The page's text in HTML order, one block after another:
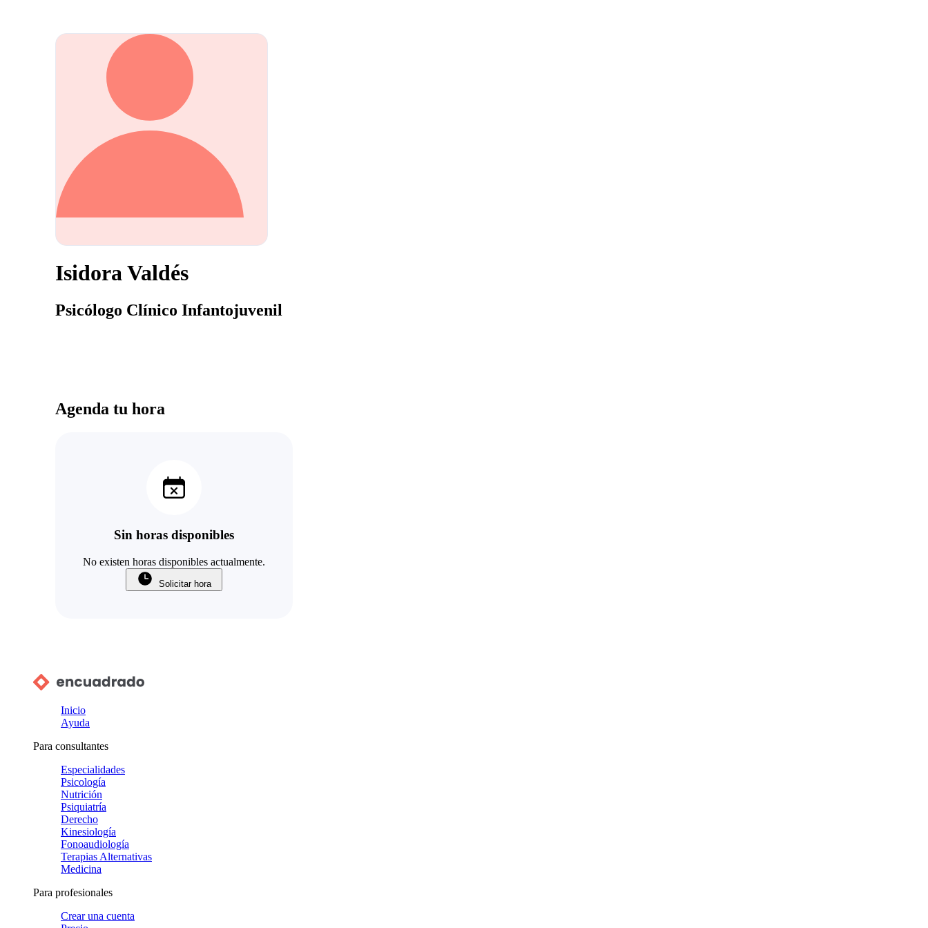
Isidora Valdés
Psicólogo Clínico Infantojuvenil
Agenda tu hora
Sin horas disponibles
No existen horas disponibles actualmente.
Solicitar hora
Inicio
Ayuda
Para consultantes
Especialidades
Psicología
Nutrición
Psiquiatría
Derecho
Kinesiología
Fonoaudiología
Terapias Alternativas
Medicina
Para profesionales
Crear una cuenta